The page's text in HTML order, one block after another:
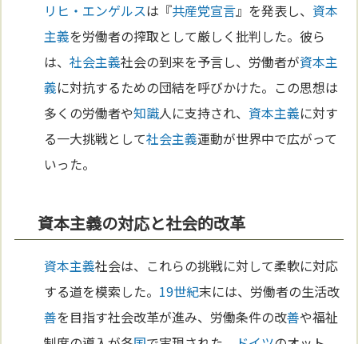
リヒ・エンゲルスは『共産党宣言』を発表し、 資本
主義を労働者の搾取として厳しく批判した。彼ら
は、社会主義社会の到来を予言し、労働者が資本主
義に対抗するための団結を呼びかけた。この思想は
多くの労働者や知識人に支持され、 資本主義に対す
る一大挑戦として社会主義運動が世界中で広がって
いった。
資本主義の対応と社会的改革
資本主義社会は、これらの挑戦に対して柔軟に対応
する道を模索した。 19世紀末には、労働者の生活改
善を目指す社会改革が進み、労働条件の改善や福祉